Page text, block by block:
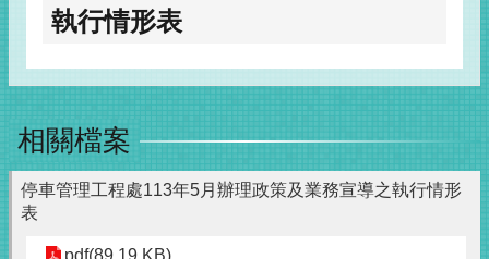
執行情形表
相關檔案
停車管理工程處113年5月辦理政策及業務宣導之執行情形
表
pdf(89.19 KB)